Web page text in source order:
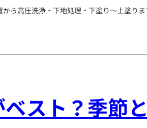
ら高圧洗浄・下地処理・下塗り〜上塗り
スト？季節